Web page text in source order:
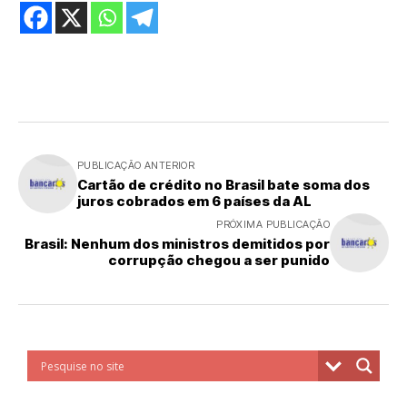
PUBLICAÇÃO ANTERIOR
Cartão de crédito no Brasil bate soma dos
juros cobrados em 6 países da AL
PRÓXIMA PUBLICAÇÃO
Brasil: Nenhum dos ministros demitidos por
corrupção chegou a ser punido